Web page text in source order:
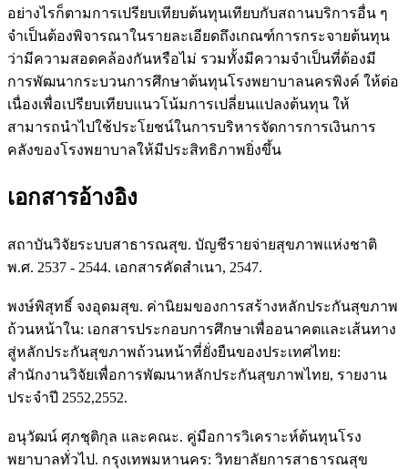
อย่างไรก็ตามการเปรียบเทียบต้นทุนเทียบกับสถานบริการอื่น ๆ
จำเป็นต้องพิจารณาในรายละเอียดถึงเกณฑ์การกระจายต้นทุน
ว่ามีความสอดคล้องกันหรือไม่ รวมทั้งมีความจำเป็นที่ต้องมี
การพัฒนากระบวนการศึกษาต้นทุนโรงพยาบาลนครพิงค์ ให้ต่อ
เนื่องเพื่อเปรียบเทียบแนวโน้มการเปลี่ยนแปลงต้นทุน ให้
สามารถนำไปใช้ประโยชน์ในการบริหารจัดการการเงินการ
คลังของโรงพยาบาลให้มีประสิทธิภาพยิ่งขึ้น
เอกสารอ้างอิง
สถาบันวิจัยระบบสาธารณสุข. บัญชีรายจ่ายสุขภาพแห่งชาติ
พ.ศ. 2537 - 2544. เอกสารคัดสำเนา, 2547.
พงษ์พิสุทธิ์ จงอุดมสุข. ค่านิยมของการสร้างหลักประกันสุขภาพ
ถ้วนหน้าใน: เอกสารประกอบการศึกษาเพื่ออนาคตและเส้นทาง
สู่หลักประกันสุขภาพถ้วนหน้าที่ยั่งยืนของประเทศไทย:
สำนักงานวิจัยเพื่อการพัฒนาหลักประกันสุขภาพไทย, รายงาน
ประจำปี 2552,2552.
อนุวัฒน์ ศุภชุติกุล และคณะ. คู่มือการวิเคราะห์ต้นทุนโรง
พยาบาลทั่วไป. กรุงเทพมหานคร: วิทยาลัยการสาธารณสุข